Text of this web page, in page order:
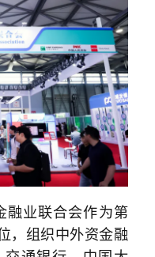
融业联合会作为第
，组织中外资金融